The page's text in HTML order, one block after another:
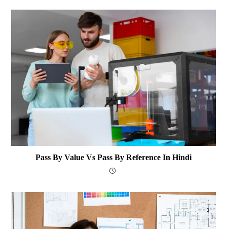
Pass By Value Vs Pass By Reference In Hindi